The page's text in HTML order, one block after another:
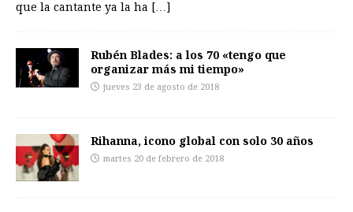
que la cantante ya la ha […]
Rubén Blades: a los 70 «tengo que
organizar más mi tiempo»
jueves 23 de agosto de 2018
Rihanna, icono global con solo 30 años
martes 20 de febrero de 2018